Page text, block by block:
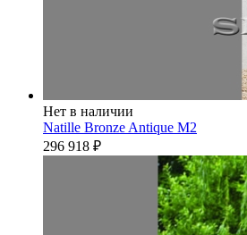
Нет в наличии
Natille Bronze Antique M2
296 918 ₽